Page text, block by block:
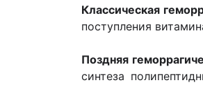
Классическая
поступления
Поздняя
синтеза